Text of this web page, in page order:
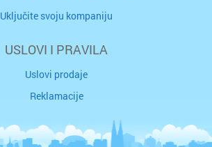
Uključite svoju kompaniju
USLOVI I PRAVILA
Uslovi prodaje
Reklamacije